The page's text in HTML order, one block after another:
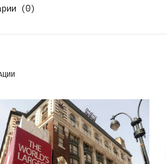
(0)